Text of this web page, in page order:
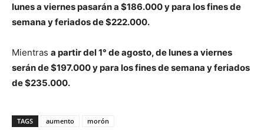
lunes a viernes pasarán a $186.000 y para los fines de
semana y feriados de $222.000.
Mientras a partir del 1° de agosto, de lunes a viernes
serán de $197.000 y para los fines de semana y feriados
de $235.000.
TAGS aumento morón